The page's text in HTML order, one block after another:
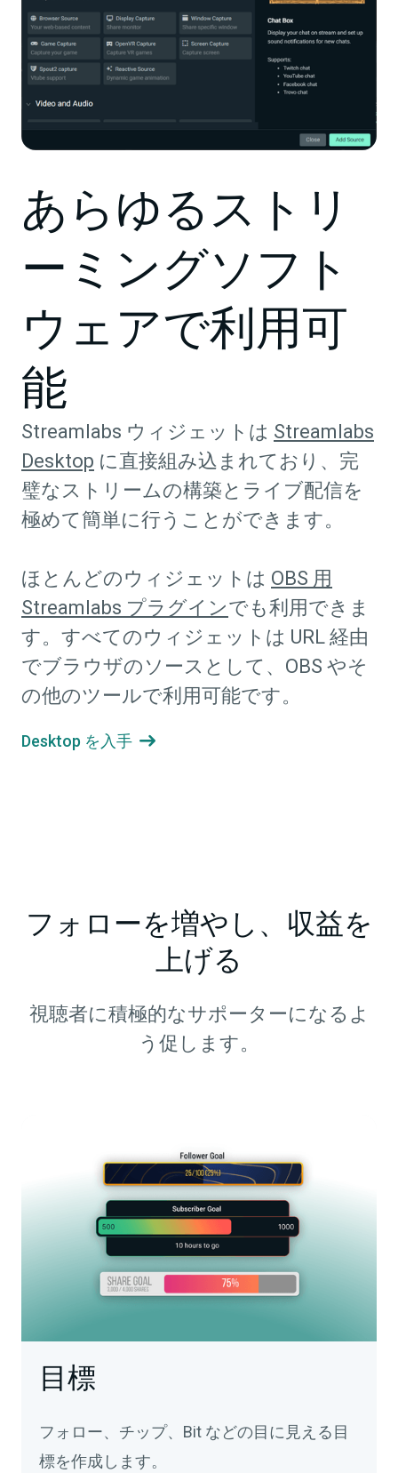
あらゆるストリ
ーミングソフト
ウェアで利用可
能
Streamlabs ウィジェットは Streamlabs
Desktop に直接組み込まれており、完
璧なストリームの構築とライブ配信を
極めて簡単に行うことができます。
ほとんどのウィジェットは OBS 用
Streamlabs プラグインでも利用できま
す。すべてのウィジェットは URL 経由
でブラウザのソースとして、OBS やそ
の他のツールで利用可能です。
Desktop を入手 
フォローを増やし、収益を
上げる
視聴者に積極的なサポーターになるよ
う促します。
目標
フォロー、チップ、Bit などの目に見える目
標を作成します。